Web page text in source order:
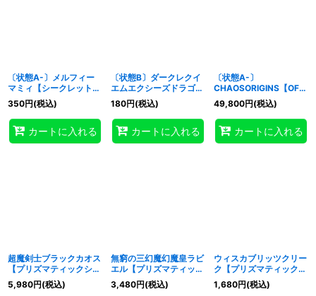
〔状態A-〕メルフィー
マミィ【シークレット】
{CORI-JPS10}《エクシ
ーズ》
350円(税込)
カートに入れる
〔状態B〕ダークレクイ
エムエクシーズドラゴン
【ウルトラ】{CORI-
JPS05}《エクシーズ》
180円(税込)
カートに入れる
〔状態A-〕
CHAOSORIGINS【OFウ
ルトラ】{CORI-JPS15}
《トークン》
49,800円(税込)
カートに入れる
超魔剣士ブラックカオス
【プリズマティックシー
クレット】{CORI-
JP001}《モンスター》
5,980円(税込)
無窮の三幻魔幻魔皇ラビ
エル【プリズマティック
シークレット】{CORI-
JP007}《モンスター》
3,480円(税込)
ウィスカブリッツクリー
ク【プリズマティックシ
ークレット】{CORI-
JP010}《モンスター》
1,680円(税込)